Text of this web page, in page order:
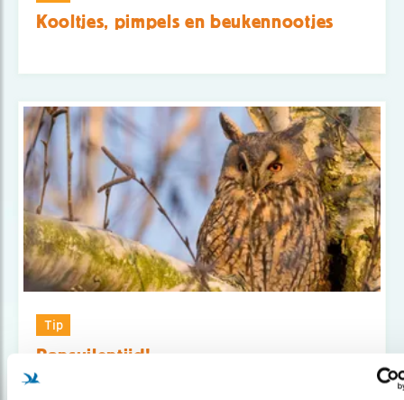
Kooltjes, pimpels en beukennootjes
Tip
Ransuilentijd!